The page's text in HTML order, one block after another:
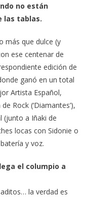
no están
las tablas.
más que dulce (y
ese centenar de
edición de
ganó en un total
Artista Español,
Rock (‘Diamantes’),
(junto a Iñaki de
locas con Sidonie o
y voz.
el columpio a
la verdad es